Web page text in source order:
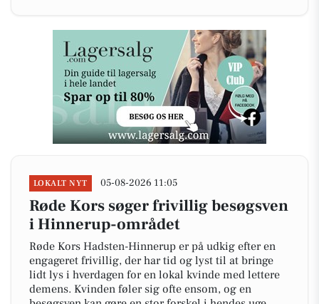
LOKALT NYT 05-08-2026 11:05
Røde Kors søger frivillig besøgsven
i Hinnerup-området
Røde Kors Hadsten-Hinnerup er på udkig efter en
engageret frivillig, der har tid og lyst til at bringe
lidt lys i hverdagen for en lokal kvinde med lettere
demens. Kvinden føler sig ofte ensom, og en